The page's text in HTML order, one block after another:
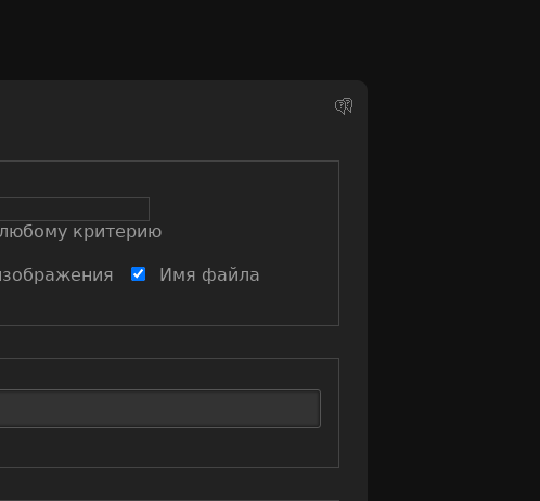
критерию
Имя файла